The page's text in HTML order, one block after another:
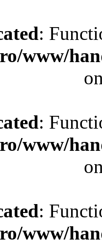
:
www/
:
www/
:
www/